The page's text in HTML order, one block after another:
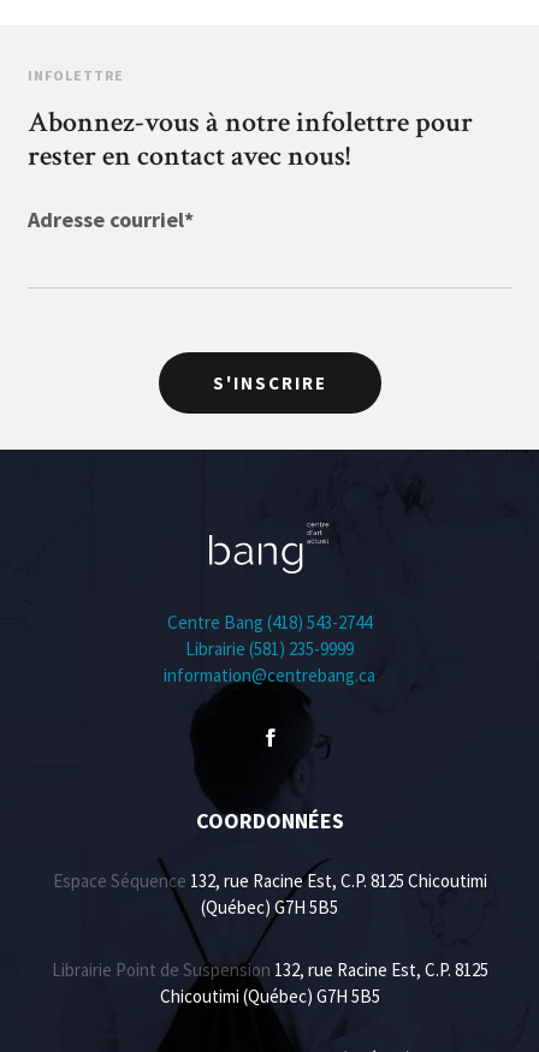
INFOLETTRE
Abonnez-vous à notre infolettre pour
rester en contact avec nous!
Adresse courriel*
S'INSCRIRE
Centre Bang (418) 543-2744
Librairie (581) 235-9999
information@centrebang.ca
COORDONNÉES
Espace Séquence 132, rue Racine Est, C.P. 8125 Chicoutimi
(Québec) G7H 5B5
Librairie Point de Suspension 132, rue Racine Est, C.P. 8125
Chicoutimi (Québec) G7H 5B5